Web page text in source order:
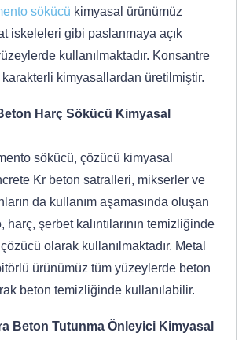
sökücü kimyasal ürünümüz
iskeleleri gibi paslanmaya açık
kullanılmaktadır. Konsantre
karakterli kimyasallardan üretilmiştir.
Harç Sökücü Kimyasal
sökücü, çözücü kimyasal
Kr beton satralleri, mikserler ve
da kullanım aşamasında oluşan
harç, şerbet kalıntılarının temizliğinde
olarak kullanılmaktadır. Metal
ürünümüz tüm yüzeylerde beton
beton temizliğinde kullanılabilir.
Beton Tutunma Önleyici Kimyasal